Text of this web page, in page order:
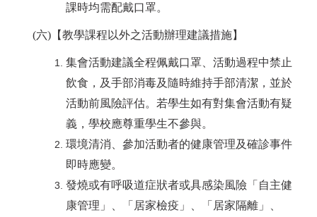
課時均需配戴口罩。
(六)【教學課程以外之活動辦理建議措施】
集會活動建議全程佩戴口罩、活動過程中禁止
飲食，及手部消毒及隨時維持手部清潔，並於
活動前風險評估。若學生如有對集會活動有疑
義，學校應尊重學生不參與。
環境清消、參加活動者的健康管理及確診事件
即時應變。
發燒或有呼吸道症狀者或具感染風險「自主健
康管理」、「居家檢疫」、「居家隔離」、